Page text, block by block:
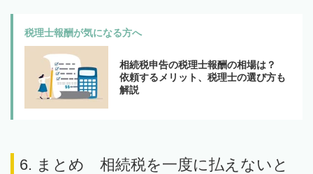
税理士報酬が気になる方へ
相続税申告の税理士報酬の相場は？
依頼するメリット、税理士の選び方も
解説
6. まとめ 相続税を一度に払えないと